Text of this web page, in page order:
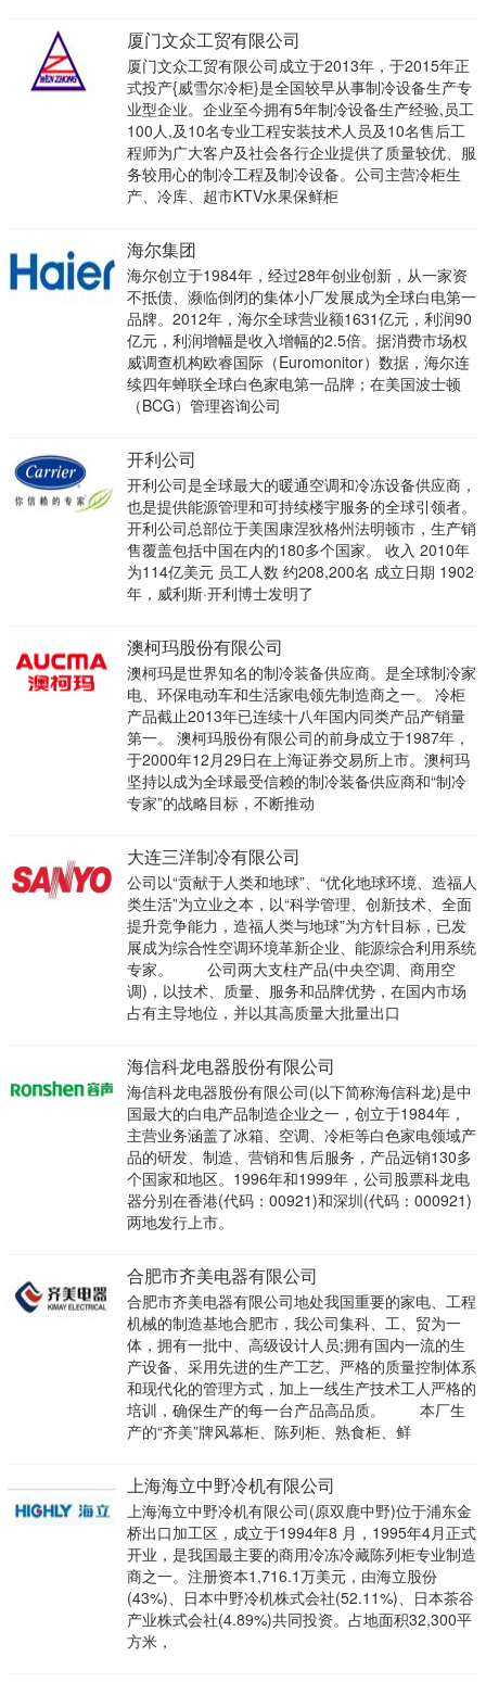
厦门文众工贸有限公司
厦门文众工贸有限公司成立于2013年，于2015年正
式投产{威雪尔冷柜}是全国较早从事制冷设备生产专
业型企业。企业至今拥有5年制冷设备生产经验,员工
100人,及10名专业工程安装技术人员及10名售后工
程师为广大客户及社会各行企业提供了质量较优、服
务较用心的制冷工程及制冷设备。公司主营冷柜生
产、冷库、超市KTV水果保鲜柜
海尔集团
海尔创立于1984年，经过28年创业创新，从一家资
不抵债、濒临倒闭的集体小厂发展成为全球白电第一
品牌。2012年，海尔全球营业额1631亿元，利润90
亿元，利润增幅是收入增幅的2.5倍。据消费市场权
威调查机构欧睿国际（Euromonitor）数据，海尔连
续四年蝉联全球白色家电第一品牌；在美国波士顿
（BCG）管理咨询公司
开利公司
开利公司是全球最大的暖通空调和冷冻设备供应商，
也是提供能源管理和可持续楼宇服务的全球引领者。
开利公司总部位于美国康涅狄格州法明顿市，生产销
售覆盖包括中国在内的180多个国家。 收入 2010年
为114亿美元 员工人数 约208,200名 成立日期 1902
年，威利斯·开利博士发明了
澳柯玛股份有限公司
澳柯玛是世界知名的制冷装备供应商。是全球制冷家
电、环保电动车和生活家电领先制造商之一。 冷柜
产品截止2013年已连续十八年国内同类产品产销量
第一。 澳柯玛股份有限公司的前身成立于1987年，
于2000年12月29日在上海证券交易所上市。澳柯玛
坚持以成为全球最受信赖的制冷装备供应商和“制冷
专家”的战略目标，不断推动
大连三洋制冷有限公司
公司以“贡献于人类和地球”、“优化地球环境、造福人
类生活”为立业之本，以“科学管理、创新技术、全面
提升竞争能力，造福人类与地球”为方针目标，已发
展成为综合性空调环境革新企业、能源综合利用系统
专家。 公司两大支柱产品(中央空调、商用空
调)，以技术、质量、服务和品牌优势，在国内市场
占有主导地位，并以其高质量大批量出口
海信科龙电器股份有限公司
海信科龙电器股份有限公司(以下简称海信科龙)是中
国最大的白电产品制造企业之一，创立于1984年，
主营业务涵盖了冰箱、空调、冷柜等白色家电领域产
品的研发、制造、营销和售后服务，产品远销130多
个国家和地区。1996年和1999年，公司股票科龙电
器分别在香港(代码：00921)和深圳(代码：000921)
两地发行上市。
合肥市齐美电器有限公司
合肥市齐美电器有限公司地处我国重要的家电、工程
机械的制造基地合肥市，我公司集科、工、贸为一
体，拥有一批中、高级设计人员;拥有国内一流的生
产设备、采用先进的生产工艺、严格的质量控制体系
和现代化的管理方式，加上一线生产技术工人严格的
培训，确保生产的每一台产品高品质。 本厂生
产的“齐美”牌风幕柜、陈列柜、熟食柜、鲜
上海海立中野冷机有限公司
上海海立中野冷机有限公司(原双鹿中野)位于浦东金
桥出口加工区，成立于1994年8 月，1995年4月正式
开业，是我国最主要的商用冷冻冷藏陈列柜专业制造
商之一。注册资本1,716.1万美元，由海立股份
(43%)、日本中野冷机株式会社(52.11%)、日本茶谷
产业株式会社(4.89%)共同投资。占地面积32,300平
方米，